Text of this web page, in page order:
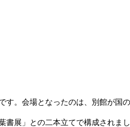
す。会場となったのは、別館が国
展」との二本立てで構成されま